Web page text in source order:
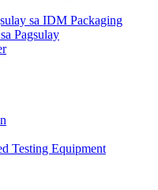
sa IDM Packaging
Pagsulay
Testing Equipment